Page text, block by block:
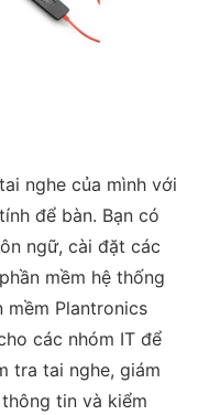
nghe của mình với
để bàn. Bạn có
ngữ, cài đặt các
mềm hệ thống
mềm Plantronics
các nhóm IT để
tra tai nghe, giám
tin và kiểm